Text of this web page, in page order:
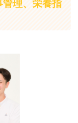
理、栄養指